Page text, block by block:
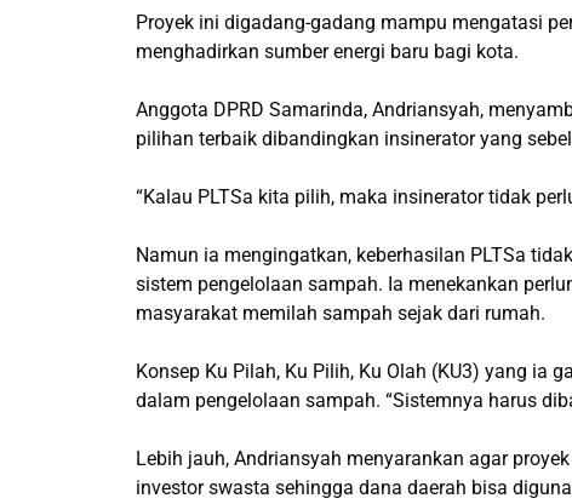
Proyek ini digadang-gadang mampu mengatasi
menghadirkan sumber energi baru bagi kota.
Anggota DPRD Samarinda, Andriansyah,
pilihan terbaik dibandingkan insinerator yang
“Kalau PLTSa kita pilih, maka insinerator tidak
Namun ia mengingatkan, keberhasilan PLTSa
sistem pengelolaan sampah. Ia menekankan
masyarakat memilah sampah sejak dari rumah.
Konsep Ku Pilah, Ku Pilih, Ku Olah (KU3) yang ia
dalam pengelolaan sampah. “Sistemnya harus
Lebih jauh, Andriansyah menyarankan agar
investor swasta sehingga dana daerah bisa